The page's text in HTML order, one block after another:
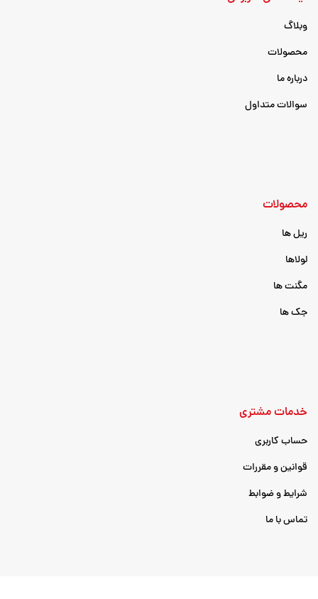
وبلاگ
محصولات
درباره ما
سوالات متداول
محصولات
ریل ها
لولاها
مگنت ها
جک ها
خدمات مشتری
حساب کاربری
قوانین و مقررات
شرایط و ضوابط
تماس با ما